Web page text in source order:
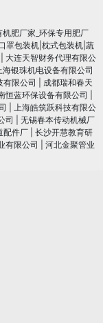
机肥厂家_环保专用肥厂
罩包装机|枕式包装机|蔬
大连天智财务代理有限公
海银珠机电设备有限公司
有限公司
成都瑞和春天
恒蓝环保设备有限公司
上海皓筑跃科技有限公
司
无锡春本传动机械厂
配件厂
长沙开慧教育研
有限公司
河北金聚管业